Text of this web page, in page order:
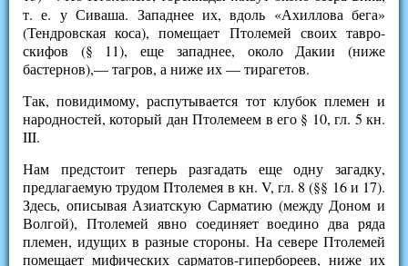
т. е. у Сиваша. Западнее их, вдоль «Ахиллова бега»
(Тендровская коса), помещает Птолемей своих тавро-
скифов (§ 11), еще западнее, около Дакии (ниже
бастернов),— тагров, а ниже их — тирагетов.
Так, повидимому, распутывается тот клубок племен и
народностей, который дан Птолемеем в его § 10, гл. 5 кн.
III.
Нам предстоит теперь разгадать еще одну загадку,
предлагаемую трудом Птолемея в кн. V, гл. 8 (§§ 16 и 17).
Здесь, описывая Азиатскую Сарматию (между Доном и
Волгой), Птолемей явно соединяет воедино два ряда
племен, идущих в разные стороны. На севере Птолемей
помещает мифических сарматов-гипербореев, ниже их